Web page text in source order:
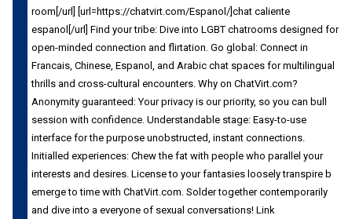
room[/url] [url=https://chatvirt.com/Espanol/]chat caliente
espanol[/url] Find your tribe: Dive into LGBT chatrooms designed for
open-minded connection and flirtation. Go global: Connect in
Francais, Chinese, Espanol, and Arabic chat spaces for multilingual
thrills and cross-cultural encounters. Why on ChatVirt.com?
Anonymity guaranteed: Your privacy is our priority, so you can bull
session with confidence. Understandable stage: Easy-to-use
interface for the purpose unobstructed, instant connections.
Initialled experiences: Chew the fat with people who parallel your
interests and desires. License to your fantasies loosely transpire b
emerge to time with ChatVirt.com. Solder together contemporarily
and dive into a everyone of sexual conversations! Link